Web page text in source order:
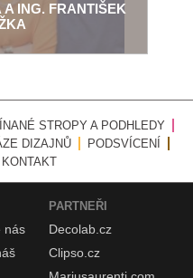
ING. FRANTIŠEK
STROPY A PODHLEDY
DIZAJNŮ
PODSVÍCENÍ
KONTAKT
nás
PARTNEŘI
Decolab.cz
Clipso.cz